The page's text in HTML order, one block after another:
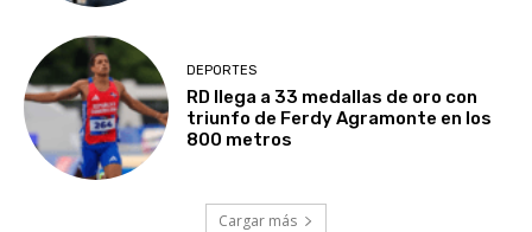
DEPORTES
RD llega a 33 medallas de oro con
triunfo de Ferdy Agramonte en los
800 metros
Cargar más